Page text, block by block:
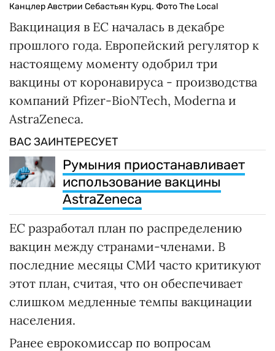
Канцлер Австрии Себастьян Курц. Фото The Local
Вакцинация в ЕС началась в декабре
прошлого года. Европейский регулятор к
настоящему моменту одобрил три
вакцины от коронавируса - производства
компаний Pfizer-BioNTech, Moderna и
AstraZeneca.
ВАС ЗАИНТЕРЕСУЕТ
Румыния приостанавливает
использование вакцины
AstraZeneca
ЕС разработал план по распределению
вакцин между странами-членами. В
последние месяцы СМИ часто критикуют
этот план, считая, что он обеспечивает
слишком медленные темпы вакцинации
населения.
Ранее еврокомиссар по вопросам